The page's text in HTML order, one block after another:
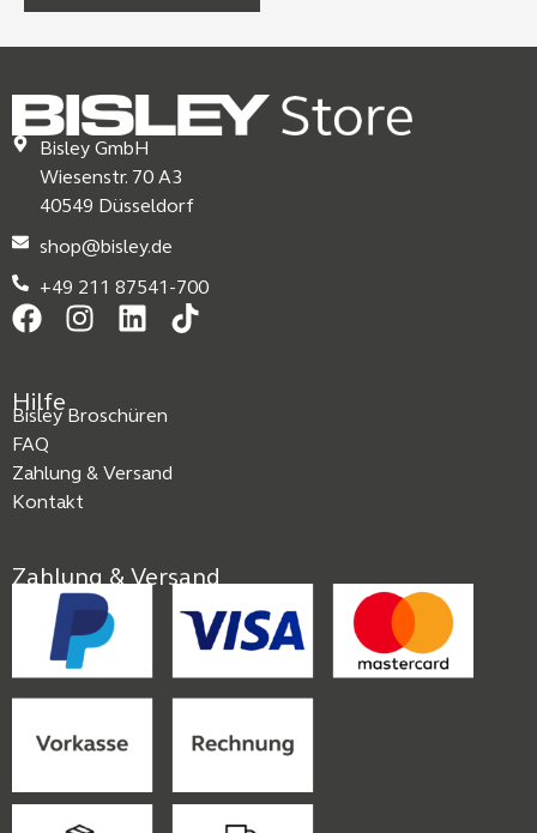
Bisley GmbH
Wiesenstr. 70 A3
40549 Düsseldorf
shop@bisley.de
+49 211 87541-700
Hilfe
Bisley Broschüren
FAQ
Zahlung & Versand
Kontakt
Zahlung & Versand